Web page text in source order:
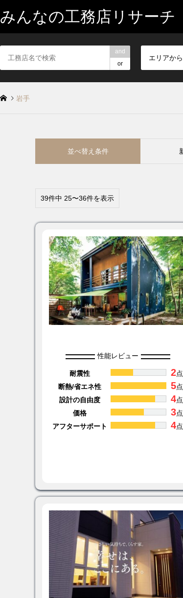
みんなの工務店リサーチ
and
or
エリアか
岩手
並べ替え条件
39件中 25〜36件を表示
性能レビュー
耐震性 2点
断熱/省エネ性
5点
設計の自由度
4点
価格
3点
アフターサポート
4点